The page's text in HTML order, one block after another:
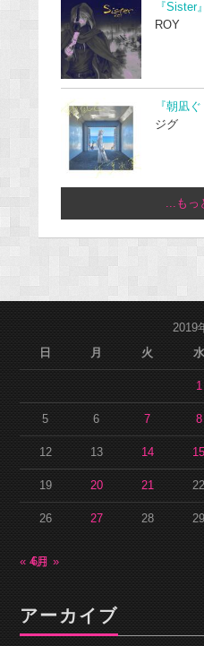
『Sister』
ROY
『朝凪
ジグ
...もっ
2019
日
月 火 水
1
5 6 7 8
12 13 14 15
19 20 21 22
26 27 28 29
« 4月6月 »
アーカイブ